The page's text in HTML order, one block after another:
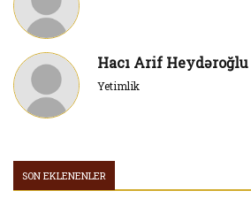
Hacı Arif Heydəroğlu
Yetimlik
SON EKLENENLER